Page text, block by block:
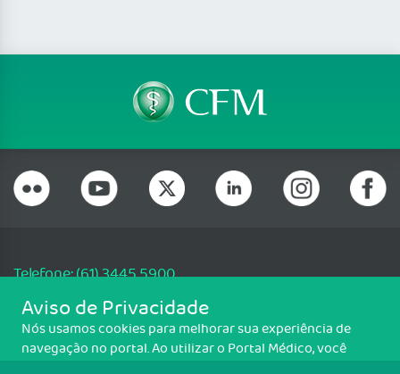
Telefone: (61) 3445 5900
Email: cfm@portalmedico.org.br
SGAS 616, Conjunto D, Lote 115, L2 Sul, Brasília/DF - CEP: 70200-760 -
CNPJ: 33.583.550/0001-30
Aviso de Privacidade
Nós usamos cookies para melhorar sua experiência de
navegação no portal. Ao utilizar o Portal Médico, você